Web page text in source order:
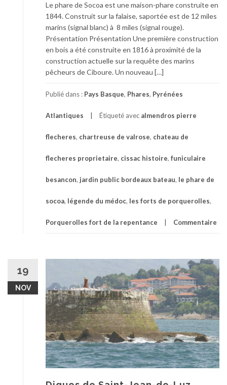
Le phare de Socoa est une maison-phare construite en
1844. Construit sur la falaise, saportée est de 12 miles
marins (signal blanc) à 8 miles (signal rouge).
Présentation Présentation Une première construction
en bois a été construite en 1816 à proximité de la
construction actuelle sur la requête des marins
pêcheurs de Ciboure. Un nouveau […]
Publié dans : Pays Basque, Phares, Pyrénées
Atlantiques Étiqueté avec almendros pierre
flecheres, chartreuse de valrose, chateau de
flecheres proprietaire, cissac histoire, funiculaire
besancon, jardin public bordeaux bateau, le phare de
socoa, légende du médoc, les forts de porquerolles,
Porquerolles fort de la repentance Commentaire
19
NOV